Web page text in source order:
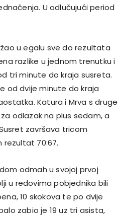
U odlučujući period
u egalu sve do rezultata
razlike u jednom trenutku i
tri minute do kraja susreta.
od dvije minute do kraja
Katura i Mrva s druge
odlazak na plus sedam, a
završava tricom
rezultat 70:67.
odmah u svojoj prvoj
u redovima pobjednika bili
10 skokova te po dvije
zabio je 19 uz tri asista,